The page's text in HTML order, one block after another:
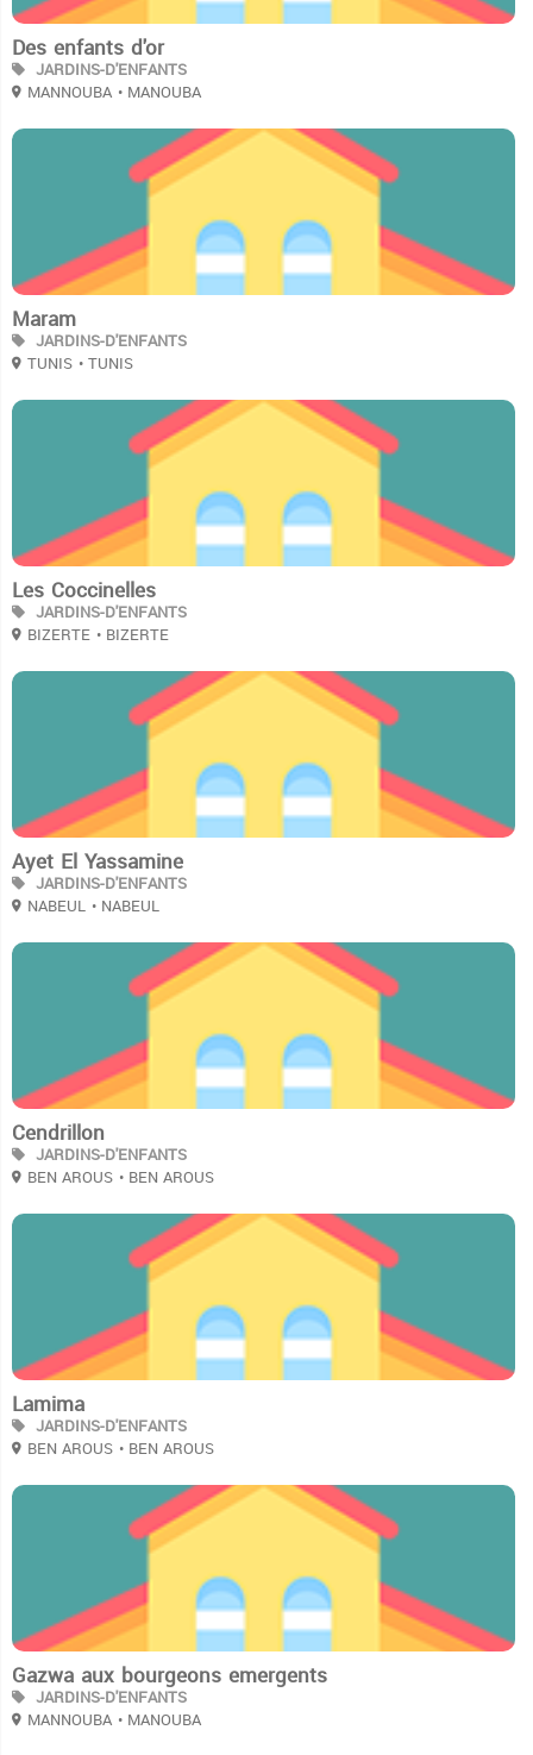
Des enfants d'or
JARDINS-D'ENFANTS
MANNOUBA • MANOUBA
Maram
JARDINS-D'ENFANTS
TUNIS • TUNIS
Les Coccinelles
JARDINS-D'ENFANTS
BIZERTE • BIZERTE
Ayet El Yassamine
JARDINS-D'ENFANTS
NABEUL • NABEUL
Cendrillon
JARDINS-D'ENFANTS
BEN AROUS • BEN AROUS
Lamima
JARDINS-D'ENFANTS
BEN AROUS • BEN AROUS
Gazwa aux bourgeons emergents
JARDINS-D'ENFANTS
MANNOUBA • MANOUBA